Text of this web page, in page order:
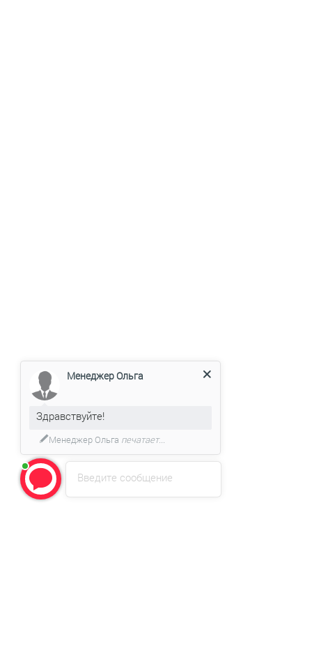
Введите сообщение
Менеджер Ольга
Здравствуйте!
Менеджер Ольга печатает...